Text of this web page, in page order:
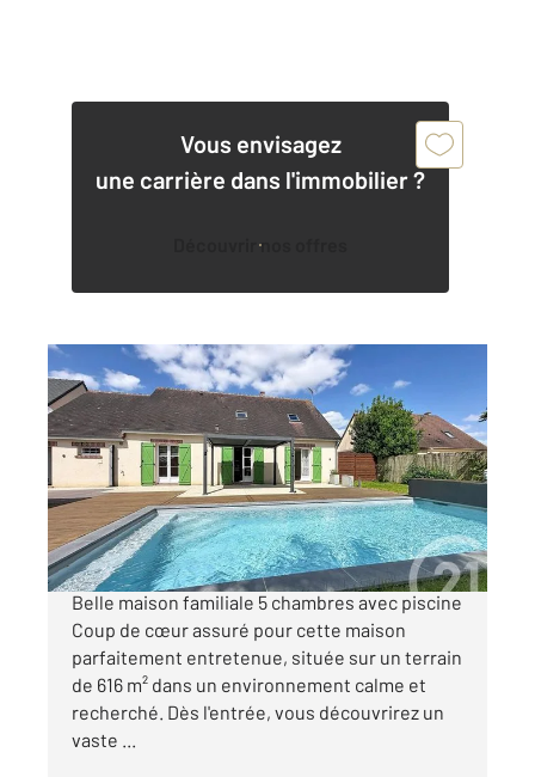
Vous envisagez
une carrière dans l'immobilier ?
Découvrir nos offres
CHARTRES 28
151 m2, 7 pièces
Ref : 28114
Maison à vendre
399 000 €
AGGLOMERATION DE CHARTRES CHAMPHOL
Belle maison familiale 5 chambres avec piscine
Coup de cœur assuré pour cette maison
parfaitement entretenue, située sur un terrain
de 616 m² dans un environnement calme et
recherché. Dès l'entrée, vous découvrirez un
vaste ...